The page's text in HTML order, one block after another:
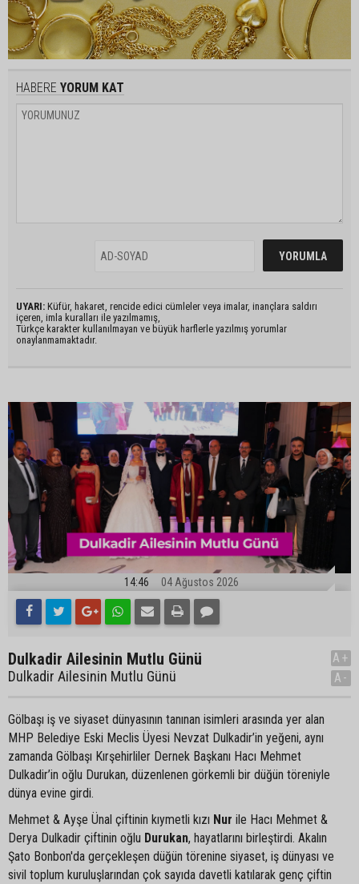
HABERE YORUM KAT
UYARI: Küfür, hakaret, rencide edici cümleler veya imalar, inançlara saldırı
içeren, imla kuralları ile yazılmamış,
Türkçe karakter kullanılmayan ve büyük harflerle yazılmış yorumlar
onaylanmamaktadır.
14:46 04 Ağustos 2026
Dulkadir Ailesinin Mutlu Günü
Dulkadir Ailesinin Mutlu Günü
A+
A-
Gölbaşı iş ve siyaset dünyasının tanınan isimleri arasında yer alan
MHP Belediye Eski Meclis Üyesi Nevzat Dulkadir’in yeğeni, aynı
zamanda Gölbaşı Kırşehirliler Dernek Başkanı Hacı Mehmet
Dulkadir’in oğlu Durukan, düzenlenen görkemli bir düğün töreniyle
dünya evine girdi.
Mehmet & Ayşe Ünal çiftinin kıymetli kızı Nur ile Hacı Mehmet &
Derya Dulkadir çiftinin oğlu Durukan, hayatlarını birleştirdi. Akalın
Şato Bonbon'da gerçekleşen düğün törenine siyaset, iş dünyası ve
sivil toplum kuruluşlarından çok sayıda davetli katılarak genç çiftin